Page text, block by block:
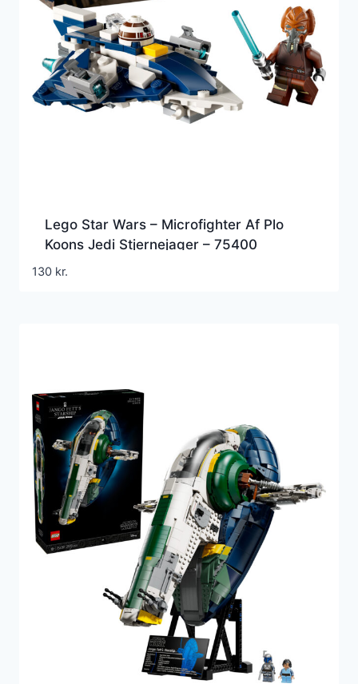
Lego Star Wars – Microfighter Af Plo
Koons Jedi Stjernejager – 75400
130 kr.